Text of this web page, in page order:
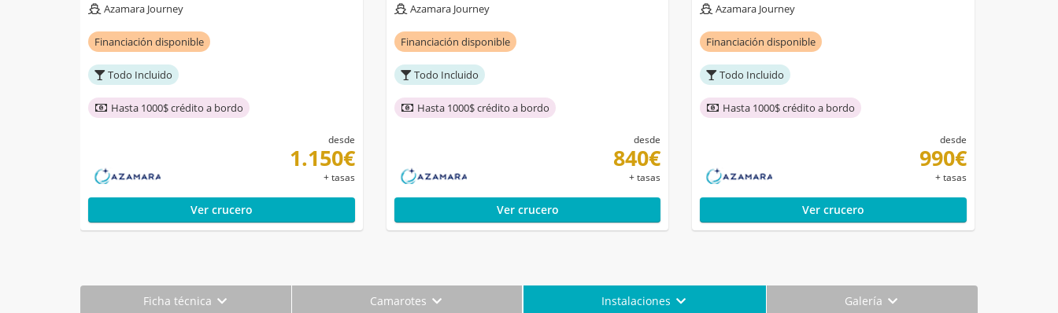
Azamara Journey
Financiación disponible
Todo Incluido
Hasta 1000$ crédito a bordo
desde
1.150€
+ tasas
Ver crucero
Azamara Journey
Financiación disponible
Todo Incluido
Hasta 1000$ crédito a bordo
desde
840€
+ tasas
Ver crucero
Azamara Journey
Financiación disponible
Todo Incluido
Hasta 1000$ crédito a bordo
desde
990€
+ tasas
Ver crucero
Ficha técnica Camarotes Instalaciones Galería